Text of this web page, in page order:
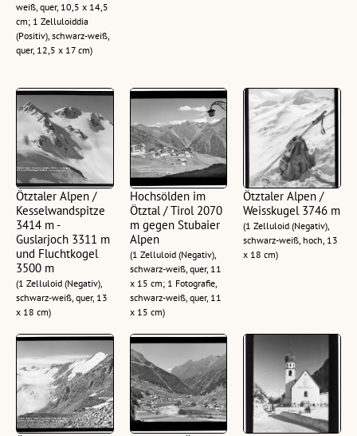
weiß, quer, 10,5 x 14,5
cm; 1 Zelluloiddia
(Positiv), schwarz-weiß,
quer, 12,5 x 17 cm)
Ötztaler Alpen /
Kesselwandspitze
3414 m -
Guslarjoch 3311 m
und Fluchtkogel
3500 m
(1 Zelluloid (Negativ),
schwarz-weiß, quer, 13
x 18 cm)
Hochsölden im
Ötztal / Tirol 2070
m gegen Stubaier
Alpen
(1 Zelluloid (Negativ),
schwarz-weiß, quer, 11
x 15 cm; 1 Fotografie,
schwarz-weiß, quer, 11
x 15 cm)
Ötztaler Alpen /
Weisskugel 3746 m
(1 Zelluloid (Negativ),
schwarz-weiß, hoch, 13
x 18 cm)